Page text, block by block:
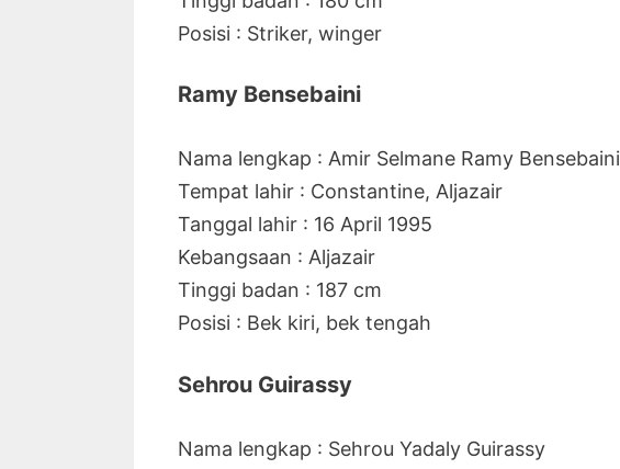
Posisi : Striker, winger
Ramy Bensebaini
Nama lengkap : Amir Selmane Ramy Bensebaini
Tempat lahir : Constantine, Aljazair
Tanggal lahir : 16 April 1995
Kebangsaan : Aljazair
Tinggi badan : 187 cm
Posisi : Bek kiri, bek tengah
Sehrou Guirassy
Nama lengkap : Sehrou Yadaly Guirassy